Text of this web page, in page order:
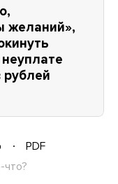
желаний»,
рублей
PDF
что?